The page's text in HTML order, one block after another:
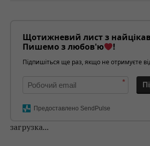
Щотижневий лист з
Пишемо з любов'ю
!
Підпишіться ще раз, якщо не отримуєте
*
Предоставлено SendPulse
загрузка...